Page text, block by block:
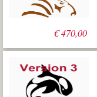
€470,00